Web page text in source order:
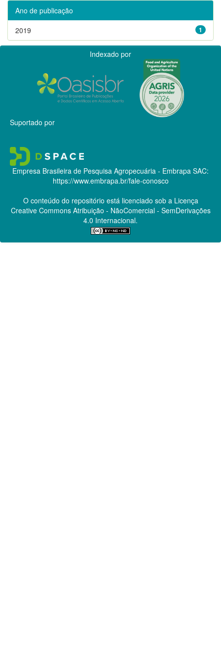
Ano de publicação
1
2019
Indexado por
Suportado por
Empresa Brasileira de Pesquisa Agropecuária - Embrapa SAC:
https://www.embrapa.br/fale-conosco
O conteúdo do repositório está licenciado sob a Licença
Creative CommonsAtribuição - NãoComercial - SemDerivações
4.0 Internacional.